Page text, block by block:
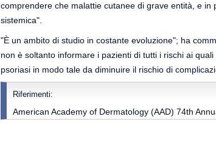
comprendere che malattie cutanee di grave entità, e
sistemica".
"È un ambito di studio in costante evoluzione"; ha
non è soltanto informare i pazienti di tutti i rischi ai
psoriasi in modo tale da diminuire il rischio di
Riferimenti:
American Academy of Dermatology (AAD) 74th